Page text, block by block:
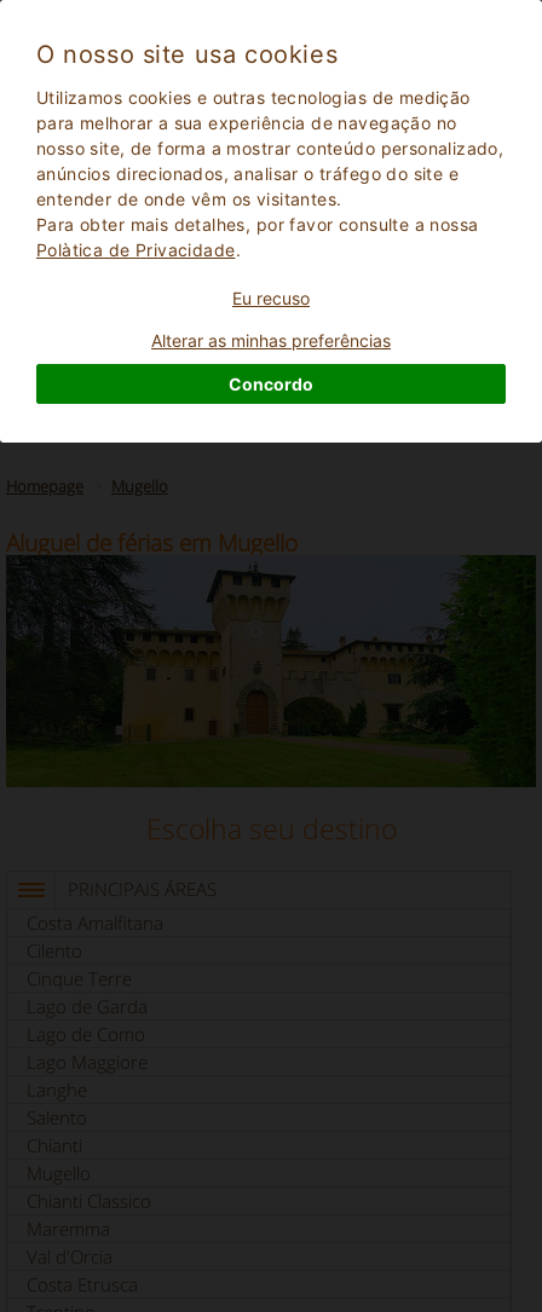
O nosso site usa cookies
Utilizamos cookies e outras tecnologias de medição
para melhorar a sua experiência de navegação no
nosso site, de forma a mostrar conteúdo personalizado,
anúncios direcionados, analisar o tráfego do site e
entender de onde vêm os visitantes.
Para obter mais detalhes, por favor consulte a nossa
Polà­tica de Privacidade.
Eu recuso
Alterar as minhas preferências
Concordo
Homepage Mugello
Aluguel de férias em Mugello
Escolha seu destino
PRINCIPAIS ÁREAS
Costa Amalfitana
Cilento
Cinque Terre
Lago de Garda
Lago de Como
Lago Maggiore
Langhe
Salento
Chianti
Mugello
Chianti Classico
Maremma
Val d'Orcia
Costa Etrusca